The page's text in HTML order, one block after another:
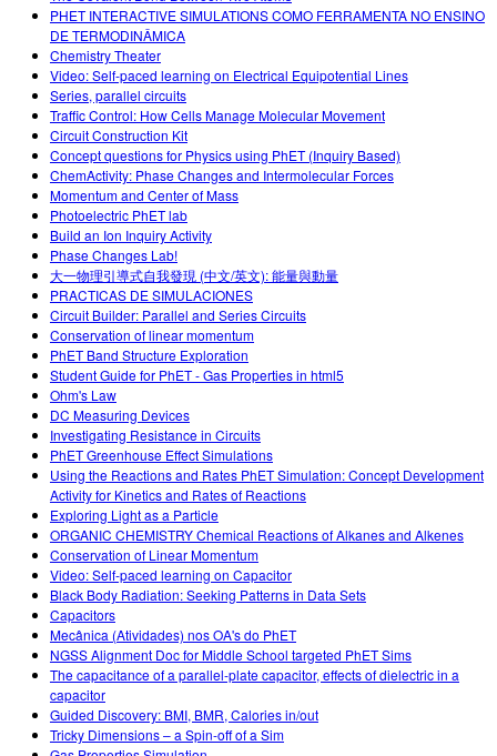
PHET INTERACTIVE SIMULATIONS COMO FERRAMENTA NO ENSINO
DE TERMODINÂMICA
Chemistry Theater
Video: Self-paced learning on Electrical Equipotential Lines
Series, parallel circuits
Traffic Control: How Cells Manage Molecular Movement
Circuit Construction Kit
Concept questions for Physics using PhET (Inquiry Based)
ChemActivity: Phase Changes and Intermolecular Forces
Momentum and Center of Mass
Photoelectric PhET lab
Build an Ion Inquiry Activity
Phase Changes Lab!
大一物理引導式自我發現 (中文/英文): 能量與動量
PRACTICAS DE SIMULACIONES
Circuit Builder: Parallel and Series Circuits
Conservation of linear momentum
PhET Band Structure Exploration
Student Guide for PhET - Gas Properties in html5
Ohm's Law
DC Measuring Devices
Investigating Resistance in Circuits
PhET Greenhouse Effect Simulations
Using the Reactions and Rates PhET Simulation: Concept Development
Activity for Kinetics and Rates of Reactions
Exploring Light as a Particle
ORGANIC CHEMISTRY Chemical Reactions of Alkanes and Alkenes
Conservation of Linear Momentum
Video: Self-paced learning on Capacitor
Black Body Radiation: Seeking Patterns in Data Sets
Capacitors
Mecânica (Atividades) nos OA's do PhET
NGSS Alignment Doc for Middle School targeted PhET Sims
The capacitance of a parallel-plate capacitor, effects of dielectric in a
capacitor
Guided Discovery: BMI, BMR, Calories in/out
Tricky Dimensions – a Spin-off of a Sim